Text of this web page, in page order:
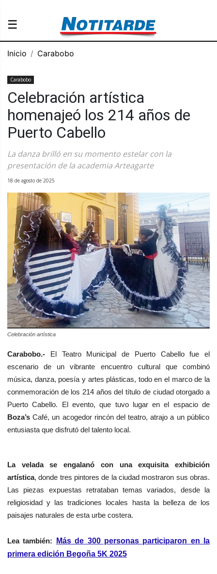
☰
Inicio Carabobo
Carabobo
Celebración artística
homenajeó los 214 años de
Puerto Cabello
La danza brilló en su momento estelar con la
presentación de la academia Arteagarte
18 de agosto de 2025
Celebración artística
Carabobo.- El Teatro Municipal de Puerto Cabello fue el
escenario de un vibrante encuentro cultural que combinó
música, danza, poesía y artes plásticas, todo en el marco de la
conmemoración de los 214 años del título de ciudad otorgado a
Puerto Cabello. El evento, que tuvo lugar en el espacio de
Boza’s Café, un acogedor rincón del teatro, atrajo a un público
entusiasta que disfrutó del talento local.
La velada se engalanó con una exquisita exhibición
artística, donde tres pintores de la ciudad mostraron sus obras.
Las piezas expuestas retrataban temas variados, desde la
religiosidad y las tradiciones locales hasta la belleza de los
paisajes naturales de esta urbe costera.
Lea también:
Más de 300 personas participaron en la
primera edición Begoña 5K 2025